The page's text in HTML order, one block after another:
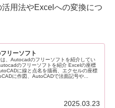
用法やExcelへの変換につ
リーソフト
は、Autocadのフリーソフトを紹介してい
のフリーソフトを紹介 Excelの座標
に線と点名を描画、エクセルの座標
に作図、AutoCADで法面記号や...
2025.03.23